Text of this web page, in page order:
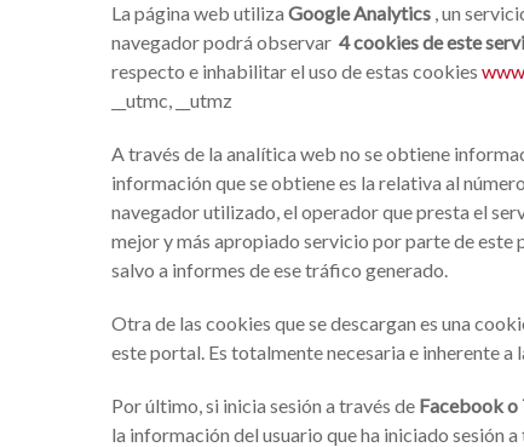
La página web utiliza Google Analytics , un
navegador podrá observar 4 cookies de este
respecto e inhabilitar el uso de estas cookies
__utmc, __utmz
A través de la analítica web no se obtiene
información que se obtiene es la relativa al
navegador utilizado, el operador que presta el
mejor y más apropiado servicio por parte de este
salvo a informes de ese tráfico generado.
Otra de las cookies que se descargan es una
este portal. Es totalmente necesaria e inherente
Por último, si inicia sesión a través de Facebook
la información del usuario que ha iniciado sesión